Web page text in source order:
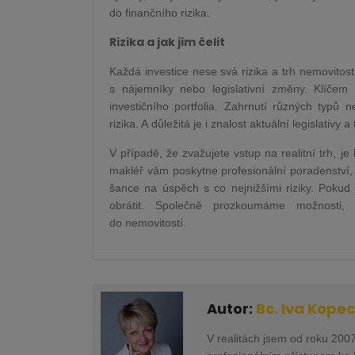
do finančního rizika.
Rizika a jak jim čelit
Každá investice nese svá rizika a trh
s nájemníky nebo legislativní změny.
investičního portfolia. Zahrnutí různých typů
rizika. A důležitá je i znalost aktuální legislativy
V případě, že zvažujete vstup na realitní trh,
makléř vám poskytne profesionální
šance na úspěch s co nejnižšími riziky.
obrátit. Společně prozkoumáme
do nemovitostí.
Autor: Bc. Iva
V realitách jsem od roku